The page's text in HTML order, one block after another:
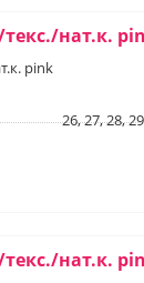
нат.к.
pink
26, 27, 28,
нат.к.